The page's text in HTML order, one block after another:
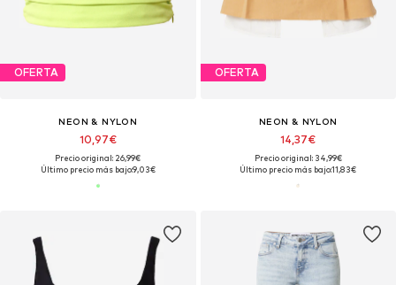
OFERTA
NEON & NYLON
10,97€
Precio original: 26,99€
Último precio más bajo:9,03€
OFERTA
NEON & NYLON
14,37€
Precio original: 34,99€
Último precio más bajo:11,83€